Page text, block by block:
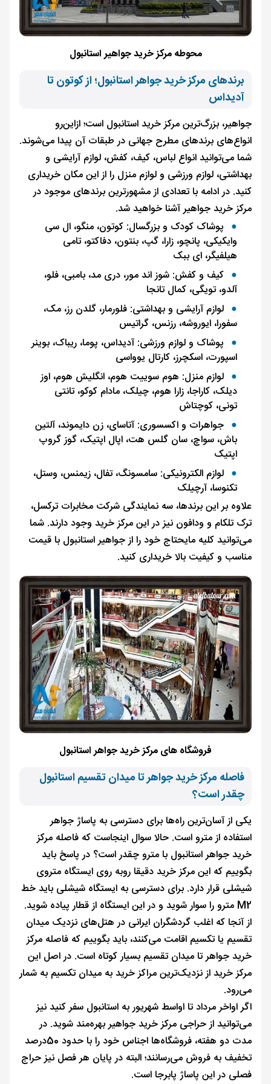
محوطه مرکز خرید جواهیر استانبول
برندهای مرکز خرید جواهر استانبول؛ از کوتون تا
آدیداس
جواهیر، بزرگ‌ترین مرکز خرید استانبول است؛ ازاین‌رو
انواع‌های برندهای مطرح جهانی در طبقات آن پیدا می‌شوند.
شما می‌توانید انواع لباس، کیف، کفش، لوازم آرایشی و
بهداشتی، لوازم ورزشی و لوازم منزل را از این مکان خریداری
کنید. در ادامه با تعدادی از مشهورترین برندهای موجود در
مرکز خرید جواهیر آشنا خواهید شد.
پوشاک کودک و بزرگسال: کوتون، منگو، ال سی
وایکیکی، پانچو، زارا، گپ، بنتون، دفاکتو، تامی
هیلفیگر، ای ببک
کیف و کفش: شوز اند مور، دری مد، بامبی، فلو،
آلدو، تویگی، کمال تانجا
لوازم آرایشی و بهداشتی: فلورمار، گلدن رز، مک،
سفورا، ایوروشه، رزنس، گراتیس
پوشاک و لوازم ورزشی: آدیداس، پوما، ریباک، بوینر
اسپورت، اسکچرز، کارتال یوواسی
لوازم منزل: هوم سوییت هوم، انگلیش هوم، اوز
دیلک، کاراجا، زارا هوم، چیلک، مادام کوکو، تانتی
تونی، کوچتاش
جواهرات و اکسسوری: آتاسای، زن دایموند، آلتین
باش، سواچ، سان گلس هت، اپال اپتیک، گوز گروپ
اپتیک
لوازم الکترونیکی: سامسونگ، تفال، زیمنس، وستل،
تکنوسا، آرچیلک
علاوه بر این برندها، سه نمایندگی شرکت مخابرات ترکسل،
ترک تلکام و ودافون نیز در این مرکز خرید وجود دارند. شما
می‌توانید کلیه مایحتاج خود را از جواهیر استانبول با قیمت
مناسب و کیفیت بالا خریداری کنید.
فروشگاه های مرکز خرید جواهر استانبول
فاصله مرکز خرید جواهر تا میدان تقسیم استانبول
چقدر است؟
یکی از آسان‌ترین راه‌ها برای دسترسی به پاساژ جواهر
استفاده از مترو است. حالا سوال اینجاست که فاصله مرکز
خرید جواهر استانبول با مترو چقدر است؟ در پاسخ باید
بگوییم که این مرکز خرید دقیقا رو‌به روی ایستگاه متروی
شیشلی قرار دارد. برای دسترسی به ایستگاه شیشلی باید خط
M2 مترو را سوار شوید و در این ایستگاه از قطار پیاده شوید.
از آنجا که اغلب گردشگران ایرانی در هتل‌های نزدیک میدان
تقسیم یا تکسیم اقامت می‌کنند، باید بگوییم که فاصله مرکز
خرید جواهر تا میدان تقسیم بسیار کوتاه است. در اصل این
مرکز خرید از نزدیک‌ترین مراکز خرید به میدان تکسیم به شمار
می‌رود.
اگر اواخر مرداد تا اواسط شهریور به استانبول سفر کنید نیز
می‌توانید از حراجی مرکز خرید جواهیر بهره‌مند شوید. در
مدت دو هفته، فروشگاه‌ها اجناس خود را با حدود 50درصد
تخفیف به فروش می‌رسانند؛ البته در پایان هر فصل نیز حراج
فصلی در این پاساژ پابرجا است.